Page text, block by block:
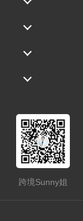
跨境Sunny姐